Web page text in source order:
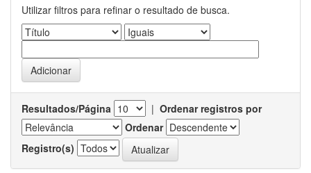
Utilizar filtros para refinar o resultado de busca.
Resultados/Página | Ordenar registros por
Ordenar
Registro(s)